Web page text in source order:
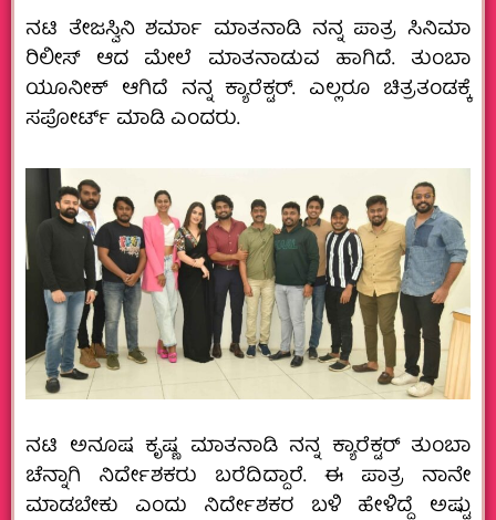
ನಟಿ ತೇಜಸ್ವಿನಿ ಶರ್ಮಾ ಮಾತನಾಡಿ ನನ್ನ ಪಾತ್ರ ಸಿನಿಮಾ
ರಿಲೀಸ್ ಆದ ಮೇಲೆ ಮಾತನಾಡುವ ಹಾಗಿದೆ. ತುಂಬಾ
ಯೂನೀಕ್ ಆಗಿದೆ ನನ್ನ ಕ್ಯಾರೆಕ್ಟರ್. ಎಲ್ಲರೂ ಚಿತ್ರತಂಡಕ್ಕೆ
ಸಪೋರ್ಟ್ ಮಾಡಿ ಎಂದರು.
ನಟಿ ಅನೂಷ ಕೃಷ್ಣ ಮಾತನಾಡಿ ನನ್ನ ಕ್ಯಾರೆಕ್ಟರ್ ತುಂಬಾ
ಚೆನ್ನಾಗಿ ನಿರ್ದೇಶಕರು ಬರೆದಿದ್ದಾರೆ. ಈ ಪಾತ್ರ ನಾನೇ
ಮಾಡಬೇಕು ಎಂದು ನಿರ್ದೇಶಕರ ಬಳಿ ಹೇಳಿದ್ದೆ ಅಷ್ಟು